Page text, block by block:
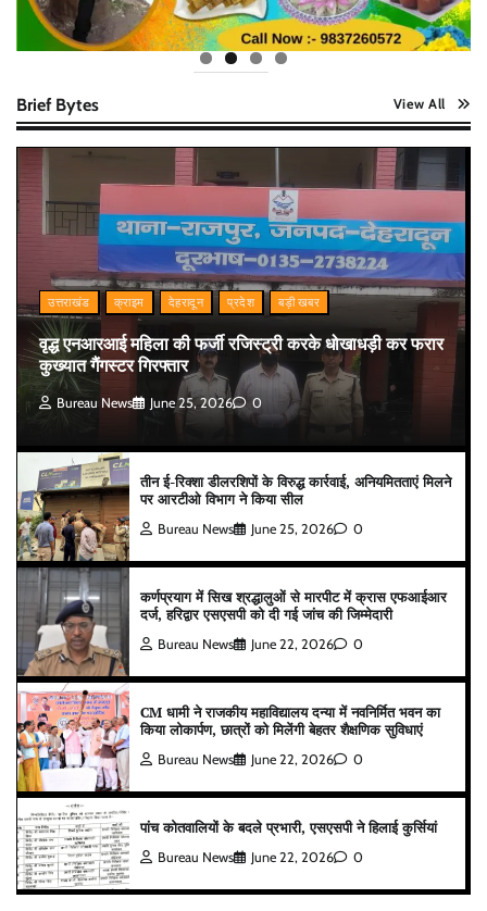
Brief Bytes View All
उत्तराखंड क्राइम देहरादून प्रदेश बड़ी खबर
वृद्ध एनआरआई महिला की फर्जी रजिस्ट्री करके धोखाधड़ी कर फरार
कुख्यात गैंगस्टर गिरफ्तार
Bureau News June 25, 2026 0
तीन ई-रिक्शा डीलरशिपों के विरुद्ध कार्रवाई, अनियमितताएं मिलने
पर आरटीओ विभाग ने किया सील
Bureau News June 25, 2026 0
कर्णप्रयाग में सिख श्रद्धालुओं से मारपीट में क्रास एफआईआर
दर्ज, हरिद्वार एसएसपी को दी गई जांच की जिम्मेदारी
Bureau News June 22, 2026 0
CM धामी ने राजकीय महाविद्यालय दन्या में नवनिर्मित भवन का
किया लोकार्पण, छात्रों को मिलेंगी बेहतर शैक्षणिक सुविधाएं
Bureau News June 22, 2026 0
पांच कोतवालियों के बदले प्रभारी, एसएसपी ने हिलाई कुर्सियां
Bureau News June 22, 2026 0